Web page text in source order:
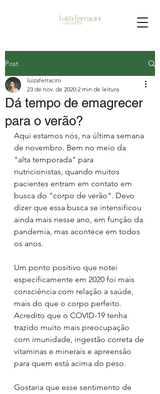
Post
Dá tempo de emagrecer
para o verão?
luizaferracini
23 de nov. de 2020 2 min de leitura
Aqui estamos nós, na última semana
de novembro. Bem no meio da
"alta temporada" para
nutricionistas, quando muitos
pacientes entram em contato em
busca do "corpo de verão". Devo
dizer que essa busca se intensificou
ainda mais nesse ano, em função da
pandemia, mas acontece em todos
os anos.
Um ponto positivo que notei
especificamente em 2020 foi mais
consciência com relação a saúde,
mais do que o corpo perfeito.
Acredito que o COVID-19 tenha
trazido muito mais preocupação
com imunidade, ingestão correta de
vitaminas e minerais e apreensão
para quem está acima do peso.
Gostaria que esse sentimento de